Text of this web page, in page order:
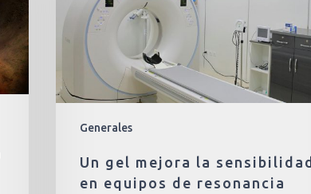
Generales
Un gel mejora la sensibilidad
en equipos de resonancia